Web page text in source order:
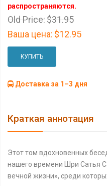
распространяются.
Old Price:$31.95
Ваша цена: $12.95
КУПИТЬ
Доставка за 1–3 дня
Краткая аннотация
Этот том вдохновенных
нашего времени Шри Сатья
вечной жизни», среди